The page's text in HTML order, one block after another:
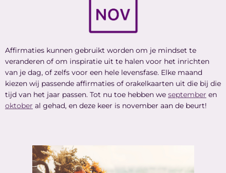
Affirmaties kunnen gebruikt worden om je mindset te
veranderen of om inspiratie uit te halen voor het inrichten
van je dag, of zelfs voor een hele levensfase. Elke maand
kiezen wij passende affirmaties of orakelkaarten uit die bij die
tijd van het jaar passen. Tot nu toe hebben we september en
oktober al gehad, en deze keer is november aan de beurt!